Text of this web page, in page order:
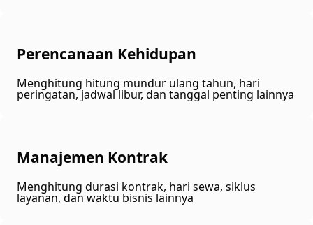
Perencanaan Kehidupan
Menghitung hitung mundur ulang tahun, hari
peringatan, jadwal libur, dan tanggal penting lainnya
Manajemen Kontrak
Menghitung durasi kontrak, hari sewa, siklus
layanan, dan waktu bisnis lainnya